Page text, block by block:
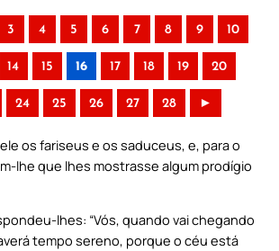
3 4 5 6 7 8 9 10
14 15 16 17 18 19 20
24 25 26 27 28 ►
os fariseus e os saduceus, e, para o
lhe que lhes mostrasse algum prodígio
lhes: “Vós, quando vai chegando
tempo sereno, porque o céu está